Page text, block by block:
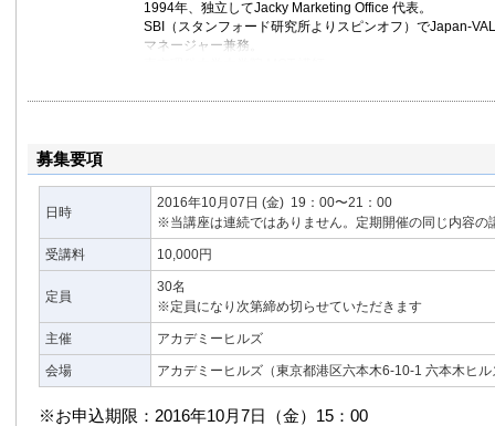
1994年、独立してJacky Marketing Office 代表。
SBI（スタンフォード研究所よりスピンオフ）でJapan-
マネージャー兼務。
著書：
募集要項
日時
2016年10月07日 (金) 19：00〜21：00
※当講座は連続ではありません。定期開催の同じ内容の
受講料 10,000円
定員
30名
※定員になり次第締め切らせていただきます
主催 アカデミーヒルズ
会場 アカデミーヒルズ（東京都港区六本木6-10-1 六本木ヒ
※お申込期限：2016年10月7日（金）15：00